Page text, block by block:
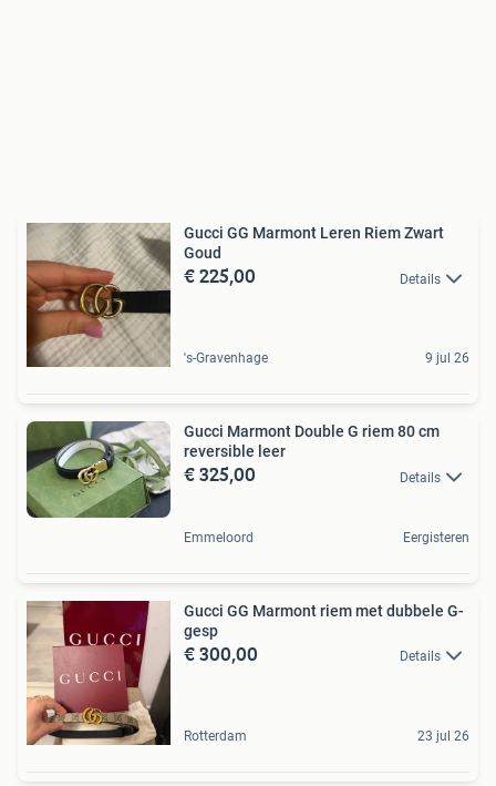
Gucci GG Marmont Leren Riem Zwart
Goud
€ 225,00 Details
's-Gravenhage 9 jul 26
Gucci Marmont Double G riem 80 cm
reversible leer
€ 325,00 Details
Emmeloord Eergisteren
Gucci GG Marmont riem met dubbele G-
gesp
€ 300,00 Details
Rotterdam 23 jul 26